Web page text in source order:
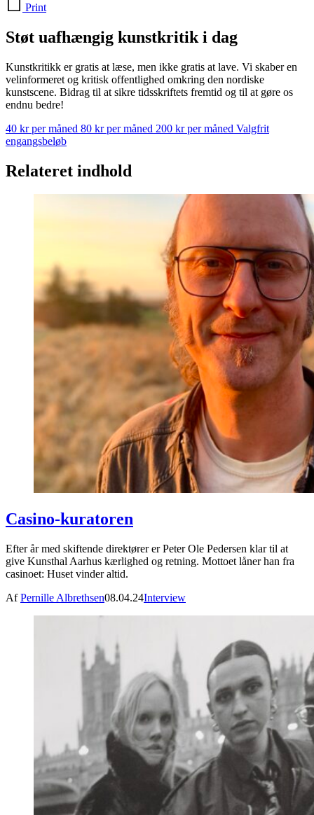
Print
Støt uafhængig kunstkritik i dag
Kunstkritikk er gratis at læse, men ikke gratis at lave. Vi skaber en
velinformeret og kritisk offentlighed omkring den nordiske
kunstscene. Bidrag til at sikre tidsskriftets fremtid og til at gøre os
endnu bedre!
40 kr per måned 80 kr per måned 200 kr per måned Valgfrit
engangsbeløb
Relateret indhold
Casino-kuratoren
Efter år med skiftende direktører er Peter Ole Pedersen klar til at
give Kunsthal Aarhus kærlighed og retning. Mottoet låner han fra
casinoet: Huset vinder altid.
AfPernille Albrethsen08.04.24Interview